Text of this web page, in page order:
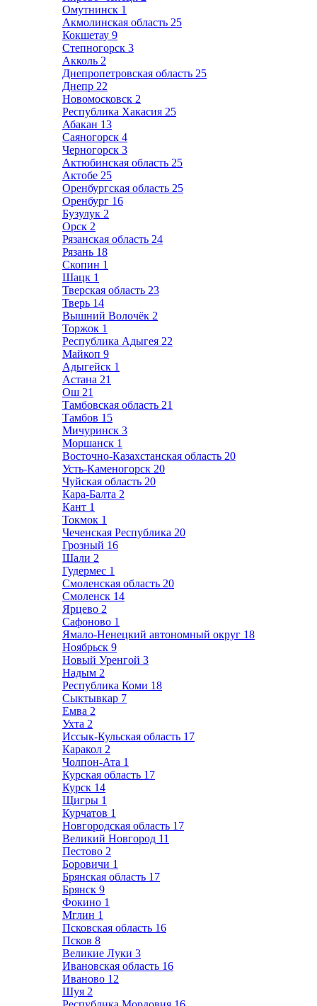
Омутнинск 1
Акмолинская область 25
Кокшетау 9
Степногорск 3
Акколь 2
Днепропетровская область 25
Днепр 22
Новомосковск 2
Республика Хакасия 25
Абакан 13
Саяногорск 4
Черногорск 3
Актюбинская область 25
Актобе 25
Оренбургская область 25
Оренбург 16
Бузулук 2
Орск 2
Рязанская область 24
Рязань 18
Скопин 1
Шацк 1
Тверская область 23
Тверь 14
Вышний Волочёк 2
Торжок 1
Республика Адыгея 22
Майкоп 9
Адыгейск 1
Астана 21
Ош 21
Тамбовская область 21
Тамбов 15
Мичуринск 3
Моршанск 1
Восточно-Казахстанская область 20
Усть-Каменогорск 20
Чуйская область 20
Кара-Балта 2
Кант 1
Токмок 1
Чеченская Республика 20
Грозный 16
Шали 2
Гудермес 1
Смоленская область 20
Смоленск 14
Ярцево 2
Сафоново 1
Ямало-Ненецкий автономный округ 18
Ноябрьск 9
Новый Уренгой 3
Надым 2
Республика Коми 18
Сыктывкар 7
Емва 2
Ухта 2
Иссык-Кульская область 17
Каракол 2
Чолпон-Ата 1
Курская область 17
Курск 14
Щигры 1
Курчатов 1
Новгородская область 17
Великий Новгород 11
Пестово 2
Боровичи 1
Брянская область 17
Брянск 9
Фокино 1
Мглин 1
Псковская область 16
Псков 8
Великие Луки 3
Ивановская область 16
Иваново 12
Шуя 2